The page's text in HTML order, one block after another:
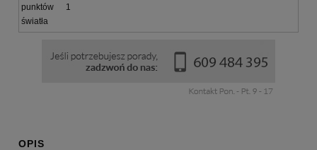
punktów
światła
1
OPIS